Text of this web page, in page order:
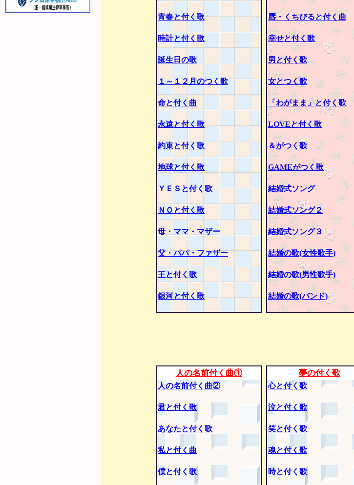
青春と付く歌
時計と付く歌
誕生日の歌
１～１２月のつく歌
命と付く曲
永遠と付く歌
約束と付く歌
地球と付く歌
ＹＥＳと付く歌
ＮＯと付く歌
母・ママ・マザー
父・パパ・ファザー
王と付く歌
銀河と付く歌
唇・くちびると付く曲
幸せと付く歌
男と付く歌
女とつく歌
「わがまま」と付く歌
LOVEと付く歌
＆がつく歌
GAMEがつく歌
結婚式ソング
結婚式ソング２
結婚式ソング３
結婚の歌(女性歌手)
結婚の歌(男性歌手)
結婚の歌(バンド)
人の名前付く曲①
人の名前付く曲②
君と付く歌
あなたと付く歌
私と付く曲
僕と付く歌
夢の付く歌
心と付く歌
泣と付く歌
笑と付く歌
魂と付く歌
時と付く歌